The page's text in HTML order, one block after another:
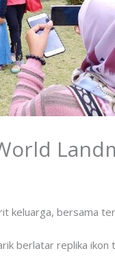
keluarga, bersama
berlatar replika ikon